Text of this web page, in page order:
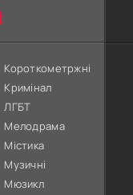
Короткометржні
Кримінал
ЛГБТ
Мелодрама
Містика
Музичні
Мюзикл